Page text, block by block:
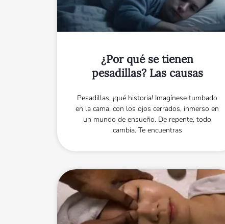
¿Por qué se tienen
pesadillas? Las causas
Pesadillas, ¡qué historia! Imagínese tumbado
en la cama, con los ojos cerrados, inmerso en
un mundo de ensueño. De repente, todo
cambia. Te encuentras